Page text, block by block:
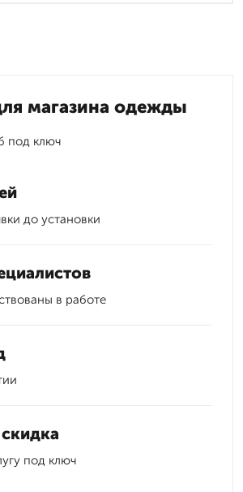
магазина одежды
под ключ
до установки
в работе
под ключ